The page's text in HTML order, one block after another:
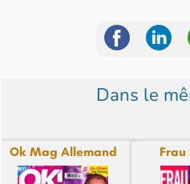
Dans le
Ok Mag Allemand